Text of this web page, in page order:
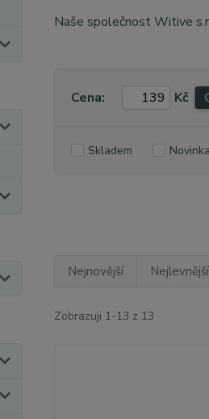
Naše společnost Witive
Cena: Kč
Skladem Novinka
Nejnovější Nejlevnější
Zobrazuji 1-13 z 13